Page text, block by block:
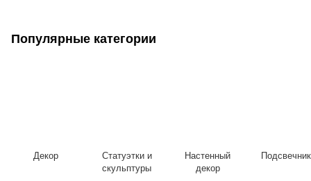
Популярные категории
Декор
Статуэтки и
скульптуры
Настенный
декор